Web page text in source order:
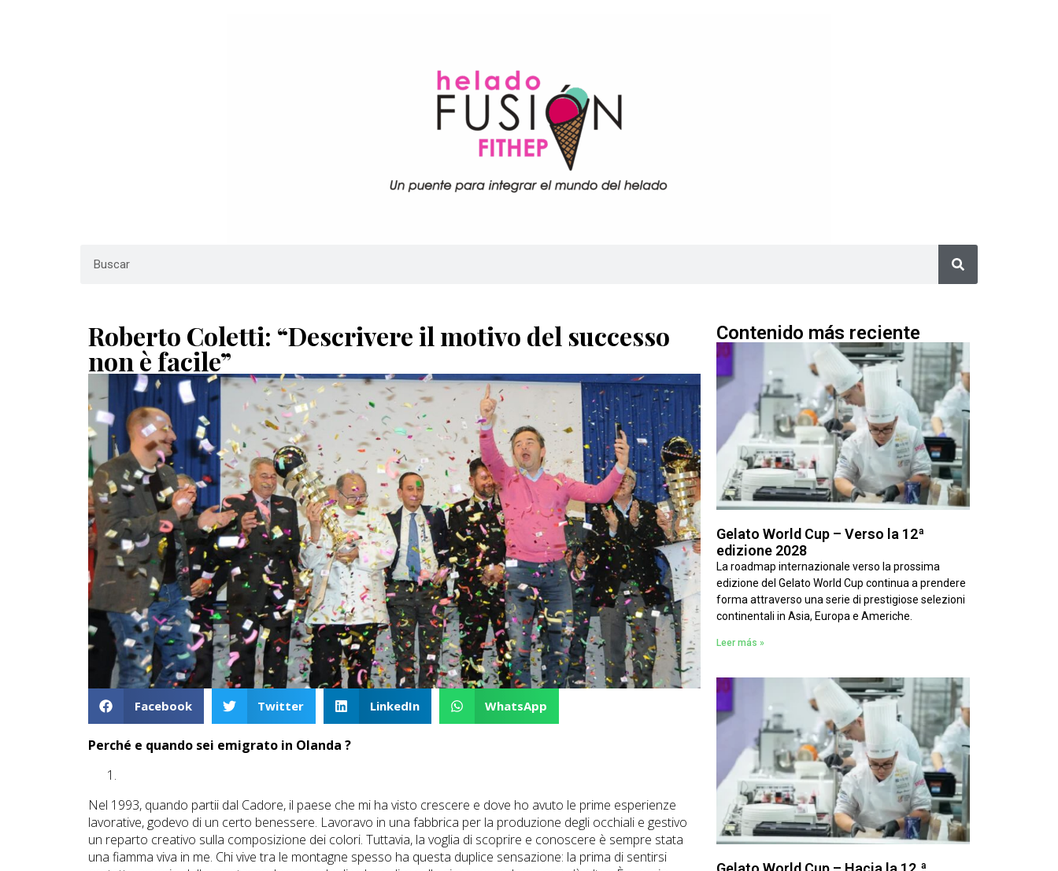
Roberto Coletti: “Descrivere il motivo del successo
non è facile”
Facebook Twitter LinkedIn WhatsApp
Perché e quando sei emigrato in Olanda ?
Nel 1993, quando partii dal Cadore, il paese che mi ha visto crescere e dove ho avuto le prime esperienze
lavorative, godevo di un certo benessere. Lavoravo in una fabbrica per la produzione degli occhiali e gestivo
un reparto creativo sulla composizione dei colori. Tuttavia, la voglia di scoprire e conoscere è sempre stata
una fiamma viva in me. Chi vive tra le montagne spesso ha questa duplice sensazione: la prima di sentirsi
Contenido más reciente
Gelato World Cup – Verso la 12ª
edizione 2028
La roadmap internazionale verso la prossima
edizione del Gelato World Cup continua a prendere
forma attraverso una serie di prestigiose selezioni
continentali in Asia, Europa e Americhe.
Leer más »